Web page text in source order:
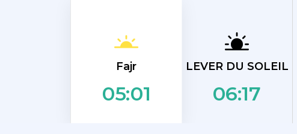
Fajr
05:01
LEVER DU SOLEIL
06:17